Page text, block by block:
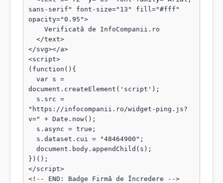
sans-serif" font-size="13" fill="#fff"
opacity="0.95">
</svg></a>
<script>
(function(){
document.createElement('script');
"https://infocompanii.ro/widget-ping.js?
v=" + Date.now();
})();
</script>
<!-- END: Badge Firmă de Încredere -->